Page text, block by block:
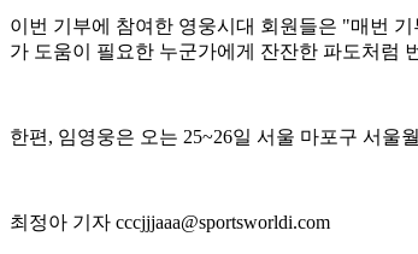
이번 기부에 참여한 영웅시대 회원들은 "매번
가 도움이 필요한 누군가에게 잔잔한 파도처럼
한편, 임영웅은 오는 25~26일 서울 마포구 서울
최정아 기자 cccjjjaaa@sportsworldi.com